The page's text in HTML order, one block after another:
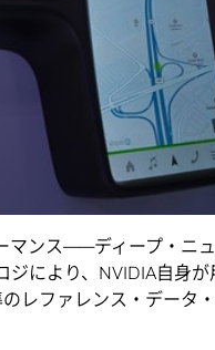
マンス――ディープ・ニ
ジにより、NVIDIA自身が
レファレンス・データ